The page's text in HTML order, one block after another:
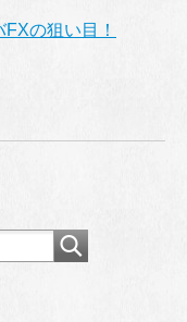
の狙い目！